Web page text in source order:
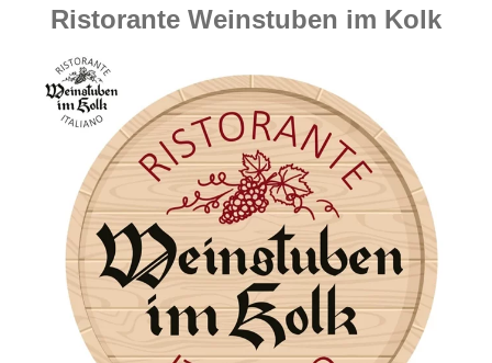
Ristorante Weinstuben im Kolk